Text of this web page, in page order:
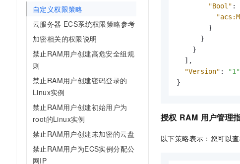
自定义权限策略
云服务器 ECS系统权限策略参考
加密相关的权限说明
禁止RAM用户创建高危安全组规
则
禁止RAM用户创建密码登录的
Linux实例
禁止RAM用户创建初始用户为
root的Linux实例
禁止RAM用户创建未加密的云盘
禁止RAM用户为ECS实例分配公
网IP
"Bool" :
}
}
}
] ,
"Version" :
"1"
}
授权 RAM 用户管理
以下策略表示：您可以